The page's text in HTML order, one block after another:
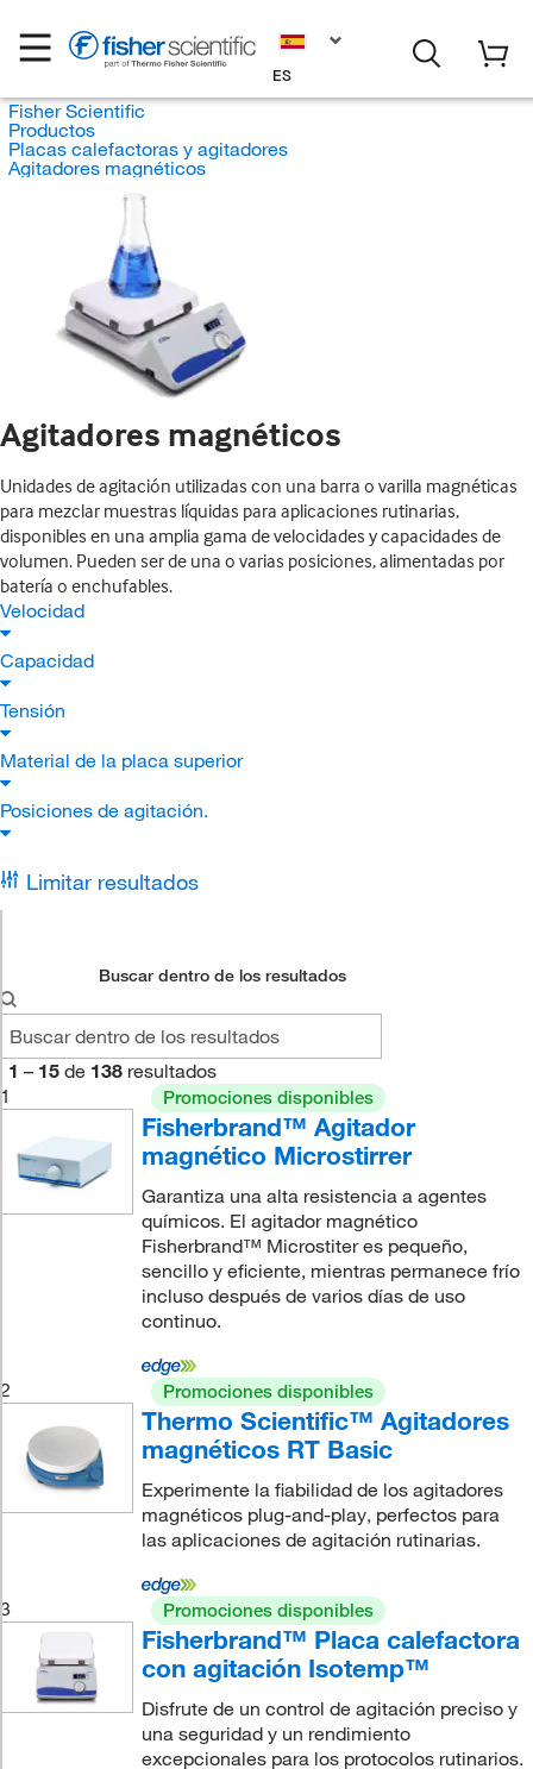
ES
Fisher Scientific
Productos
Placas calefactoras y agitadores
Agitadores magnéticos
Agitadores magnéticos
Unidades de agitación utilizadas con una barra o varilla magnéticas
para mezclar muestras líquidas para aplicaciones rutinarias,
disponibles en una amplia gama de velocidades y capacidades de
volumen. Pueden ser de una o varias posiciones, alimentadas por
batería o enchufables.
Velocidad
Capacidad
Tensión
Material de la placa superior
Posiciones de agitación.
Limitar resultados
Buscar dentro de los resultados
1 – 15 de 138 resultados
1
Promociones disponibles
Fisherbrand™ Agitador
magnético Microstirrer
Garantiza una alta resistencia a agentes
químicos. El agitador magnético
Fisherbrand™ Microstiter es pequeño,
sencillo y eficiente, mientras permanece frío
incluso después de varios días de uso
continuo.
2 Promociones disponibles
Thermo Scientific™ Agitadores
magnéticos RT Basic
Experimente la fiabilidad de los agitadores
magnéticos plug-and-play, perfectos para
las aplicaciones de agitación rutinarias.
3 Promociones disponibles
Fisherbrand™ Placa calefactora
con agitación Isotemp™
Disfrute de un control de agitación preciso y
una seguridad y un rendimiento
excepcionales para los protocolos rutinarios.